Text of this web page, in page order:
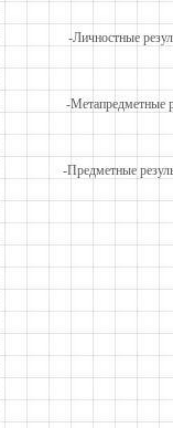
-Личностные
-Метапредметные
-Предметные